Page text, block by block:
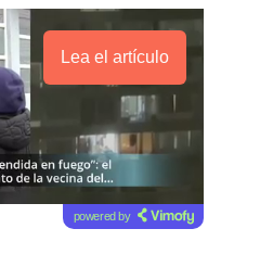
Lea el artículo
powered by